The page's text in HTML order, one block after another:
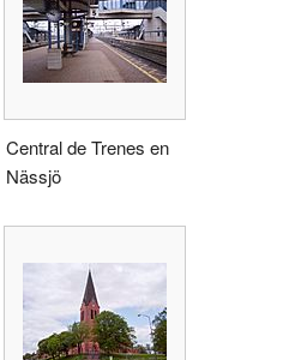
Central de Trenes en
Nässjö